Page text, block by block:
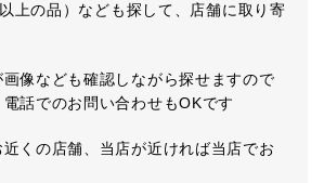
上の品）なども探して、店舗に取り寄
像なども確認しながら探せますので
話でのお問い合わせもOKです
くの店舗、当店が近ければ当店でお